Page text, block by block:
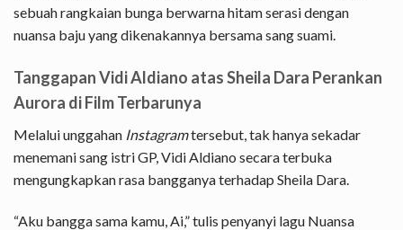
sebuah rangkaian bunga berwarna hitam serasi dengan
nuansa baju yang dikenakannya bersama sang suami.
Tanggapan Vidi Aldiano atas Sheila Dara Perankan
Aurora di Film Terbarunya
Melalui unggahan Instagramtersebut, tak hanya sekadar
menemani sang istri GP, Vidi Aldiano secara terbuka
mengungkapkan rasa bangganya terhadap Sheila Dara.
“Aku bangga sama kamu, Ai,” tulis penyanyi lagu Nuansa